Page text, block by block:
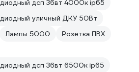
дсп 36вт 4000к ip65
уличный ДКУ 50Вт
Лампы 5000
Розетка ПВХ
дсп 36вт 6500к ip65